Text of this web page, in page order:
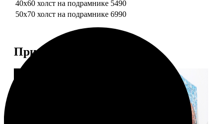
40х60 холст на подрамнике 5490
50х70 холст на подрамнике 6990
Примеры работ